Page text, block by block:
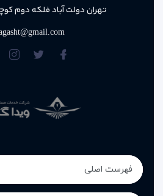
تهران دولت آباد فلکه دوم کوچه
فهرست اصلی